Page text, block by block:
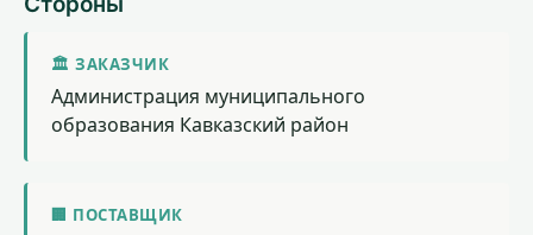
🏛 ЗАКАЗЧИК
Администрация муниципального
образования Кавказский район
🏢 ПОСТАВЩИК